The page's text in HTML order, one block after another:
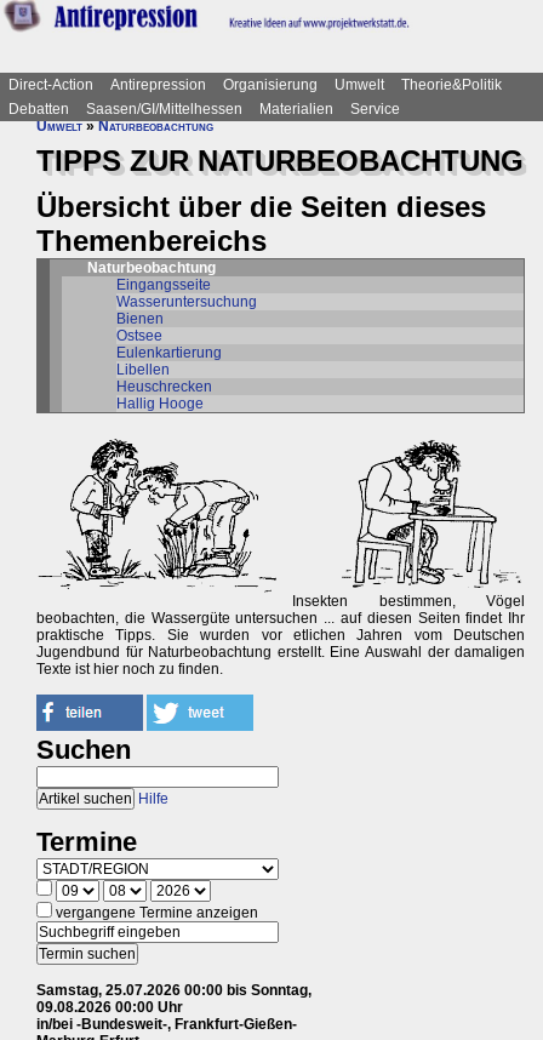
Direct-Action Antirepression Organisierung Umwelt
Theorie&Politik
Debatten
Saasen/GI/Mittelhessen Materialien
Service
Umwelt»Naturbeobachtung
TIPPS ZUR NATURBEOBACHTUNG
Übersicht über die Seiten dieses
Themenbereichs
Naturbeobachtung
Eingangsseite
Wasseruntersuchung
Bienen
Ostsee
Eulenkartierung
Libellen
Heuschrecken
Hallig Hooge
Insekten bestimmen, Vögel
beobachten, die Wassergüte untersuchen ... auf diesen Seiten findet Ihr
praktische Tipps. Sie wurden vor etlichen Jahren vom Deutschen
Jugendbund für Naturbeobachtung erstellt. Eine Auswahl der damaligen
Texte ist hier noch zu finden.
Suchen
Hilfe
Termine
vergangene Termine anzeigen
Samstag, 25.07.2026 00:00 bis Sonntag,
09.08.2026 00:00 Uhr
in/bei -Bundesweit-, Frankfurt-Gießen-